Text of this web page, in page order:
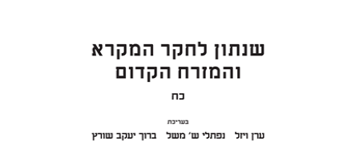
ערן ויזל נפתלי ש' משל
ברוך